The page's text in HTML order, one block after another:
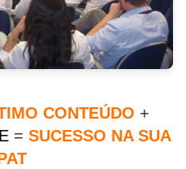
CONTEÚDO +
= SUCESSO NA SUA